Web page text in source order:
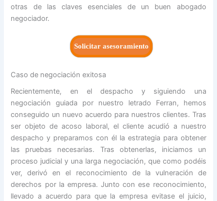
otras de las claves esenciales de un buen abogado
negociador.
Solicitar asesoramiento
Caso de negociación exitosa
Recientemente, en el despacho y siguiendo una
negociación guiada por nuestro letrado Ferran, hemos
conseguido un nuevo acuerdo para nuestros clientes. Tras
ser objeto de acoso laboral, el cliente acudió a nuestro
despacho y preparamos con él la estrategia para obtener
las pruebas necesarias. Tras obtenerlas, iniciamos un
proceso judicial y una larga negociación, que como podéis
ver, derivó en el reconocimiento de la vulneración de
derechos por la empresa. Junto con ese reconocimiento,
llevado a acuerdo para que la empresa evitase el juicio,